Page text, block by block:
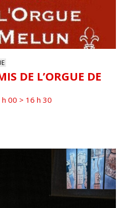
DE L’ORGUE DE
00 > 16 h 30